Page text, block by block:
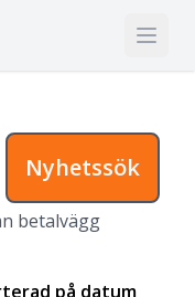
Nyhetssök
betalvägg
på datum